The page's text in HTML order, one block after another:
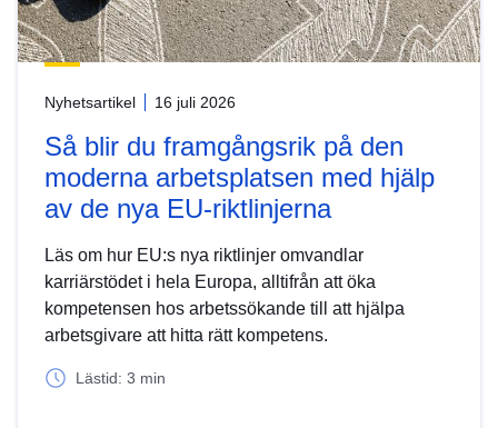
Nyhetsartikel 16 juli 2026
Så blir du framgångsrik på den
moderna arbetsplatsen med hjälp
av de nya EU-riktlinjerna
Läs om hur EU:s nya riktlinjer omvandlar
karriärstödet i hela Europa, alltifrån att öka
kompetensen hos arbetssökande till att hjälpa
arbetsgivare att hitta rätt kompetens.
Lästid: 3 min